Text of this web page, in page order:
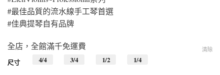
#最佳品質的流水線手工琴首選
#佳典提琴自有品牌
全店，全館滿千免運費
尺寸 4/4 3/4 1/2 1/4
清除